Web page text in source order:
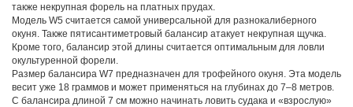
также некрупная форель на платных прудах.
Модель W5 считается самой универсальной для разнокалиберного
окуня. Также пятисантиметровый балансир атакует некрупная щучка.
Кроме того, балансир этой длины считается оптимальным для ловли
окультуренной форели.
Размер балансира W7 предназначен для трофейного окуня. Эта модель
весит уже 18 граммов и может применяться на глубинах до 7–8 метров.
С балансира длиной 7 см можно начинать ловить судака и «взрослую»